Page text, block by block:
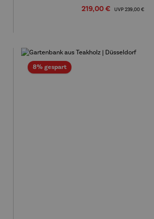
Verkaufspreis:
219,00 € UVPRegulärer Preis:
239,00 €
8% gespartRabatt